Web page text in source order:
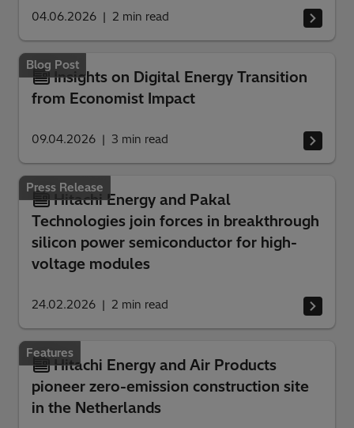
04.06.2026 2 min read
Blog Post
Insights on Digital Energy Transition
from Economist Impact
09.04.2026 3 min read
Press Release
Hitachi Energy and Pakal
Technologies join forces in breakthrough
silicon power semiconductor for high-
voltage modules
24.02.2026 2 min read
Features
Hitachi Energy and Air Products
pioneer zero-emission construction site
in the Netherlands